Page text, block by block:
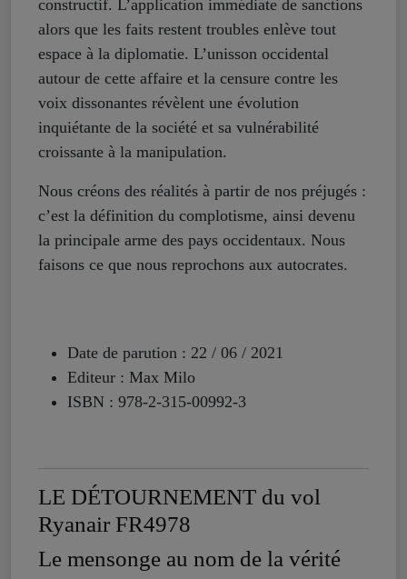
constructif. L’application immédiate de sanctions
alors que les faits restent troubles enlève tout
espace à la diplomatie. L’unisson occidental
autour de cette affaire et la censure contre les
voix dissonantes révèlent une évolution
inquiétante de la société et sa vulnérabilité
croissante à la manipulation.
Nous créons des réalités à partir de nos préjugés :
c’est la définition du complotisme, ainsi devenu
la principale arme des pays occidentaux. Nous
faisons ce que nous reprochons aux autocrates.
Date de parution : 22 / 06 / 2021
Editeur : Max Milo
ISBN : 978-2-315-00992-3
LE DÉTOURNEMENT du vol
Ryanair FR4978
Le mensonge au nom de la vérité